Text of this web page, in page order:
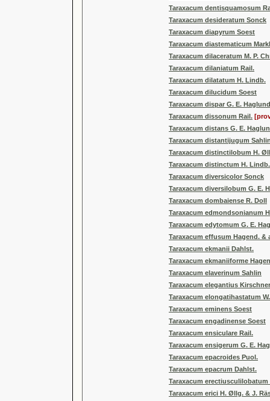
Taraxacum dentisquamosum
Taraxacum desideratum Sonck
Taraxacum diapyrum Soest
Taraxacum diastematicum
Taraxacum dilaceratum M. P.
Taraxacum dilaniatum Rail.
Taraxacum dilatatum H. Lindb.
Taraxacum dilucidum Soest
Taraxacum dispar G. E. Haglund
Taraxacum dissonum Rail.
Taraxacum distans G. E.
Taraxacum distantijugum
Taraxacum distinctilobum H.
Taraxacum distinctum H. Lindb.
Taraxacum diversicolor Sonck
Taraxacum diversilobum G. E.
Taraxacum dombaiense R. Doll
Taraxacum edmondsonianum
Taraxacum edytomum G. E.
Taraxacum effusum Hagend. &
Taraxacum ekmanii Dahlst.
Taraxacum ekmaniiforme
Taraxacum elaverinum Sahlin
Taraxacum elegantius
Taraxacum elongatihastatum
Taraxacum eminens Soest
Taraxacum engadinense Soest
Taraxacum ensiculare Rail.
Taraxacum ensigerum G. E.
Taraxacum epacroides Puol.
Taraxacum epacrum Dahlst.
Taraxacum erectiusculilobatum
Taraxacum erici H. Øllg. & J.